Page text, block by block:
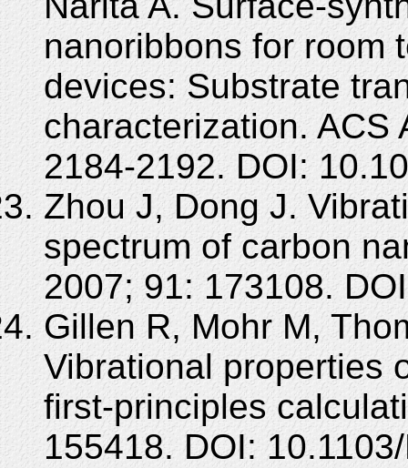
nanoribbons for room
devices: Substrate
characterization. ACS
2184-2192. DOI:
Zhou J, Dong J.
spectrum of carbon
2007; 91: 173108.
Gillen R, Mohr M,
Vibrational properties
first-principles
155418. DOI: